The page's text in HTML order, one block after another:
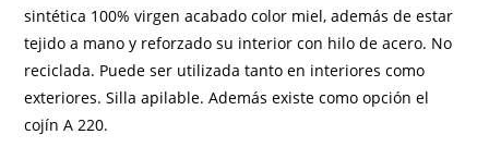
sintética 100% virgen acabadocolor miel, además de estar
tejido a mano y reforzado su interior con hilo de acero. No
reciclada. Puede ser utilizada tanto en interiores como
exteriores. Silla apilable. Además existe como opción el
cojín A 220.